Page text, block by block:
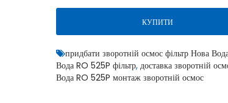
КУПИТИ
придбати зворотній осмос фільтр Нова
Вода RO 525P фільтр,доставка зворотній
Вода RO 525P монтаж зворотній осмос
КУПИТИ